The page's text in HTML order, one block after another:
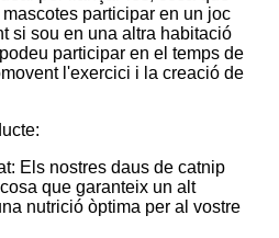
participar en un joc
si sou en una altra habitació
participar en el temps de
l'exercici i la creació de
Els nostres daus de catnip
que garanteix un alt
nutrició òptima per al vostre